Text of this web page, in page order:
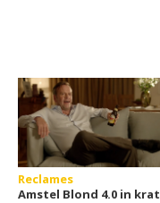
Reclames
Amstel Blond 4.0 in krat